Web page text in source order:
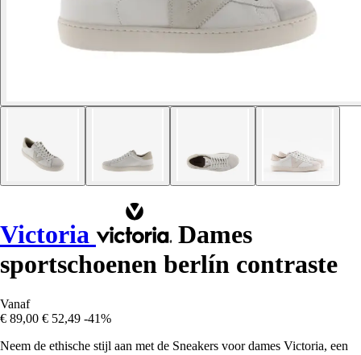
Victoria
Dames
sportschoenen berlín contraste
Vanaf
€ 89,00 € 52,49 -41%
Neem de ethische stijl aan met de Sneakers voor dames Victoria, een